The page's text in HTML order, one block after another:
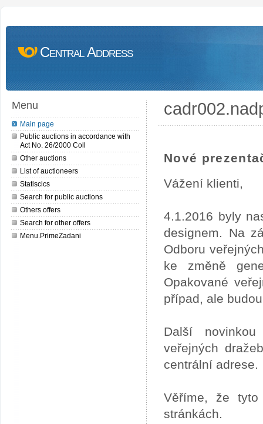
Central Address
Menu
Main page
Public auctions in accordance with
Act No. 26/2000 Coll
Other auctions
List of auctioneers
Statiscics
Search for public auctions
Others offers
Search for other offers
Menu.PrimeZadani
Nové
Vážení klienti,
4.1.2016 byly
designem. Na
Odboru
ke změně
Opakované
případ, ale
Další
veřejných
centrální adrese.
Věříme, že
stránkách.